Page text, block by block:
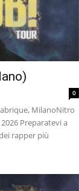
0
MilanoNitro
Preparatevi a
rapper più